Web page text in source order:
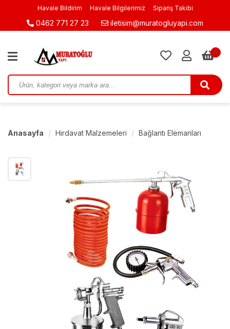
Havale Bildirim Havale Bilgilerimiz Sipariş Takibi
0462 771 27 23 iletisim@muratogluyapi.com
0
Anasayfa Hırdavat Malzemeleri Bağlantı Elemanları